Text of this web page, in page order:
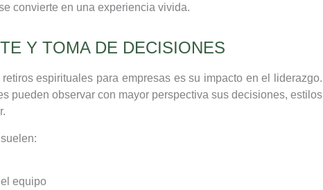
convierte en una experiencia vivida.
Y TOMA DE DECISIONES
espirituales para empresas es su impacto en el liderazgo.
pueden observar con mayor perspectiva sus decisiones, estilos
equipo